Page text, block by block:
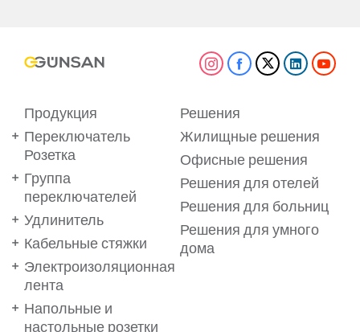
Продукция
Переключатель
Розетка
Группа
переключателей
Удлинитель
Кабельные стяжки
Электроизоляционная
лента
Напольные и
настольные розетки
Решения
Жилищные решения
Офисные решения
Решения для отелей
Решения для больниц
Решения для умного
дома